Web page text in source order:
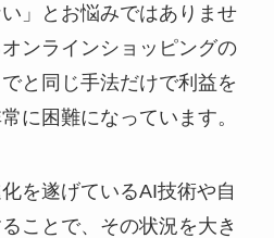
」とお悩みではありませ
ンラインショッピングの
と同じ手法だけで利益を
に困難になっています。
を遂げているAI技術や自
ことで、その状況を大き